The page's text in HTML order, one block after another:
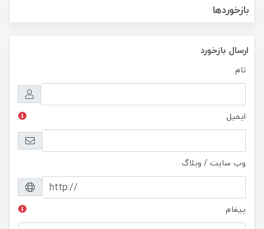
بازخوردها
ارسال بازخورد
نام
ایمیل
وب سایت / وبلاگ
پیغام